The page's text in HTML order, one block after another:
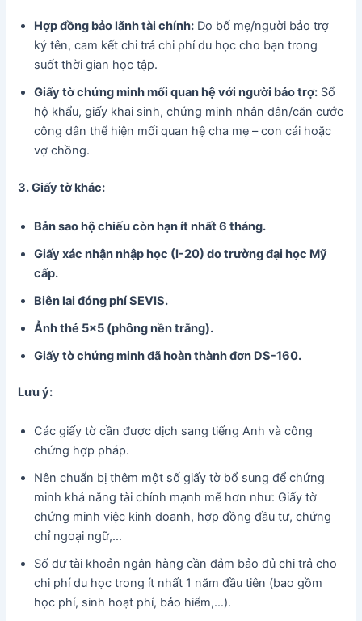
Hợp đồng bảo lãnh tài chính: Do bố mẹ/người bảo trợ
ký tên, cam kết chi trả chi phí du học cho bạn trong
suốt thời gian học tập.
Giấy tờ chứng minh mối quan hệ với người bảo trợ: Sổ
hộ khẩu, giấy khai sinh, chứng minh nhân dân/căn cước
công dân thể hiện mối quan hệ cha mẹ – con cái hoặc
vợ chồng.
3. Giấy tờ khác:
Bản sao hộ chiếu còn hạn ít nhất 6 tháng.
Giấy xác nhận nhập học (I-20) do trường đại học Mỹ
cấp.
Biên lai đóng phí SEVIS.
Ảnh thẻ 5×5 (phông nền trắng).
Giấy tờ chứng minh đã hoàn thành đơn DS-160.
Lưu ý:
Các giấy tờ cần được dịch sang tiếng Anh và công
chứng hợp pháp.
Nên chuẩn bị thêm một số giấy tờ bổ sung để chứng
minh khả năng tài chính mạnh mẽ hơn như: Giấy tờ
chứng minh việc kinh doanh, hợp đồng đầu tư, chứng
chỉ ngoại ngữ,…
Số dư tài khoản ngân hàng cần đảm bảo đủ chi trả cho
chi phí du học trong ít nhất 1 năm đầu tiên (bao gồm
học phí, sinh hoạt phí, bảo hiểm,…).